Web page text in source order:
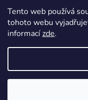
Tento web používá
tohoto webu
informacízde.
Nákupní košík